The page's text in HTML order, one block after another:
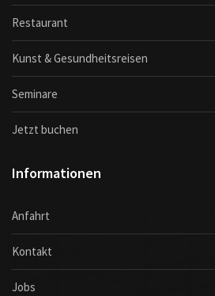
Restaurant
Kunst & Gesundheitsreisen
Seminare
Jetzt buchen
Informationen
Anfahrt
Kontakt
Jobs